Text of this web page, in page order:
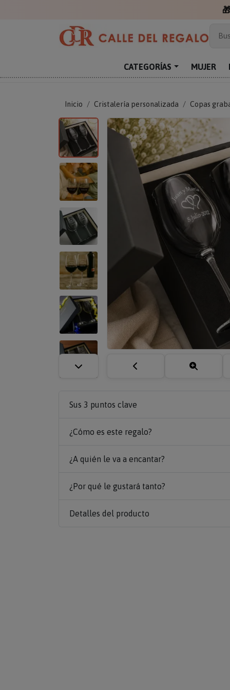
CATEGORÍAS MUJER
Inicio Cristalería personalizada Copas
Sus 3 puntos clave
¿Cómo es este regalo?
¿A quién le va a encantar?
¿Por qué le gustará tanto?
Detalles del producto